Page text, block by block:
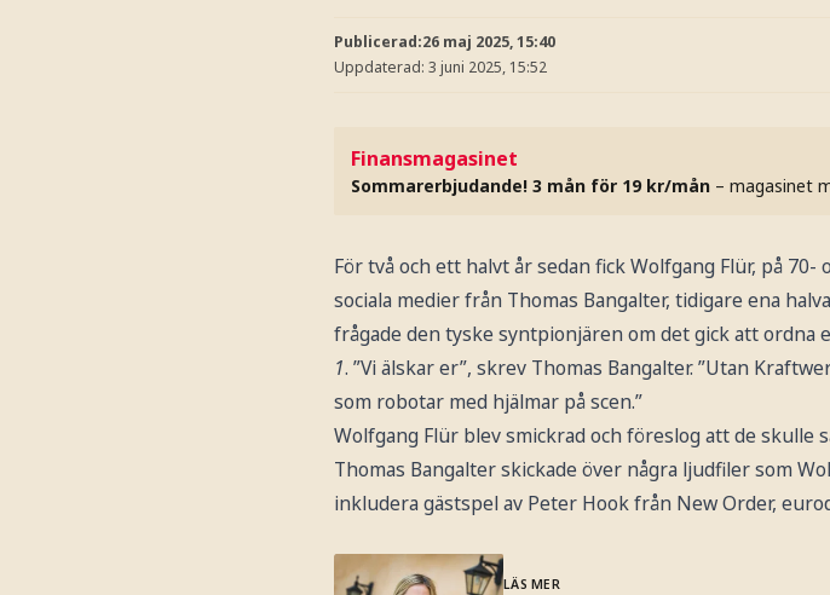
Publicerad:26 maj 2025, 15:40
Uppdaterad: 3 juni 2025, 15:52
Finansmagasinet
Sommarerbjudande! 3 mån för 19 kr/mån – magasinet
För två och ett halvt år sedan fick Wolfgang Flür, på
sociala medier från Thomas Bangalter, tidigare ena
frågade den tyske syntpionjären om det gick att ordna
1. ”Vi älskar er”, skrev Thomas Bangalter. ”Utan
som robotar med hjälmar på scen.”
Wolfgang Flür blev smickrad och föreslog att de skulle
Thomas Bangalter skickade över några ljudfiler som
inkludera gästspel av Peter Hook från New Order,
LÄS MER